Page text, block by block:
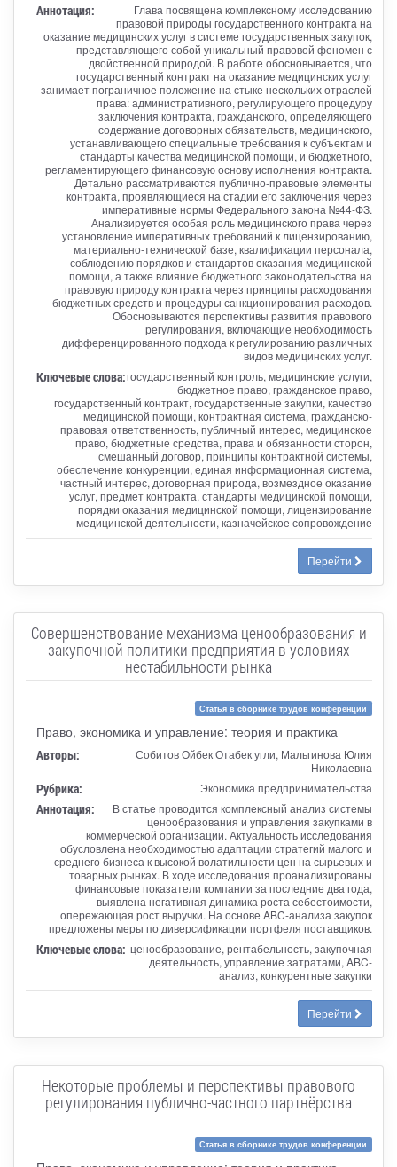
Аннотация:
Глава посвящена комплексному исследованию
правовой природы государственного контракта на
оказание медицинских услуг в системе государственных закупок,
представляющего собой уникальный правовой феномен с
двойственной природой. В работе обосновывается, что
государственный контракт на оказание медицинских услуг
занимает пограничное положение на стыке нескольких отраслей
права: административного, регулирующего процедуру
заключения контракта, гражданского, определяющего
содержание договорных обязательств, медицинского,
устанавливающего специальные требования к субъектам и
стандарты качества медицинской помощи, и бюджетного,
регламентирующего финансовую основу исполнения контракта.
Детально рассматриваются публично-правовые элементы
контракта, проявляющиеся на стадии его заключения через
императивные нормы Федерального закона №44-ФЗ.
Анализируется особая роль медицинского права через
установление императивных требований к лицензированию,
материально-технической базе, квалификации персонала,
соблюдению порядков и стандартов оказания медицинской
помощи, а также влияние бюджетного законодательства на
правовую природу контракта через принципы расходования
бюджетных средств и процедуры санкционирования расходов.
Обосновываются перспективы развития правового
регулирования, включающие необходимость
дифференцированного подхода к регулированию различных
видов медицинских услуг.
Ключевые слова:государственный контроль, медицинские услуги,
бюджетное право, гражданское право,
государственный контракт, государственные закупки, качество
медицинской помощи, контрактная система, гражданско-
правовая ответственность, публичный интерес, медицинское
право, бюджетные средства, права и обязанности сторон,
смешанный договор, принципы контрактной системы,
обеспечение конкуренции, единая информационная система,
частный интерес, договорная природа, возмездное оказание
услуг, предмет контракта, стандарты медицинской помощи,
порядки оказания медицинской помощи, лицензирование
медицинской деятельности, казначейское сопровождение
Перейти
Совершенствование механизма ценообразования и
закупочной политики предприятия в условиях
нестабильности рынка
Статья в сборнике трудов конференции
Право, экономика и управление: теория и практика
Авторы:
Собитов Ойбек Отабек угли, Мальгинова Юлия
Николаевна
Рубрика: Экономика предпринимательства
Аннотация:
В статье проводится комплексный анализ системы
ценообразования и управления закупками в
коммерческой организации. Актуальность исследования
обусловлена необходимостью адаптации стратегий малого и
среднего бизнеса к высокой волатильности цен на сырьевых и
товарных рынках. В ходе исследования проанализированы
финансовые показатели компании за последние два года,
выявлена негативная динамика роста себестоимости,
опережающая рост выручки. На основе ABC-анализа закупок
предложены меры по диверсификации портфеля поставщиков.
Ключевые слова: ценообразование, рентабельность, закупочная
деятельность, управление затратами, ABC-
анализ, конкурентные закупки
Перейти
Некоторые проблемы и перспективы правового
регулирования публично-частного партнёрства
Статья в сборнике трудов конференции